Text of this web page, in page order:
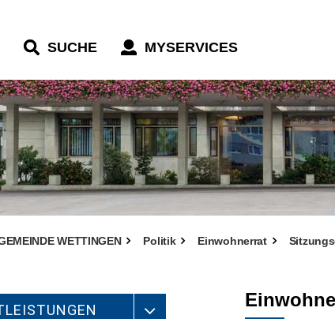
SUCHE MYSERVICES
WETTINGEN Politik Einwohnerrat